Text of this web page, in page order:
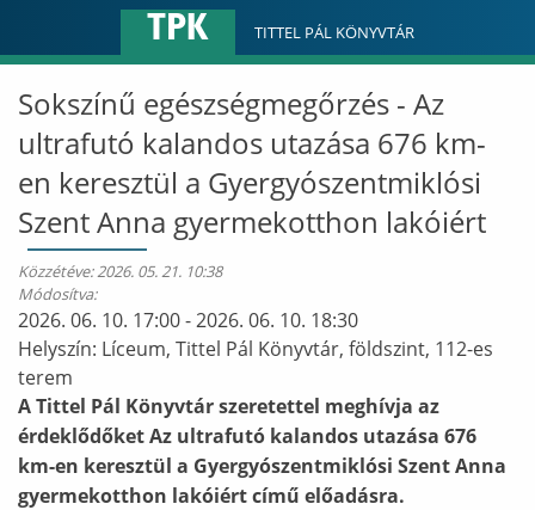
MUNKATÁRSAKNAK
HTOTDK2027
TPK TITTEL PÁL KÖNYVTÁR
Sokszínű egészségmegőrzés - Az
ultrafutó kalandos utazása 676 km-
en keresztül a Gyergyószentmiklósi
Szent Anna gyermekotthon lakóiért
Közzétéve:2026. 05. 21. 10:38
Módosítva:
2026. 06. 10. 17:00-2026. 06. 10. 18:30
Helyszín: Líceum, Tittel Pál Könyvtár, földszint, 112-es
terem
A Tittel Pál Könyvtár szeretettel meghívja az
érdeklődőket Az ultrafutó kalandos utazása 676
km-en keresztül a Gyergyószentmiklósi Szent Anna
gyermekotthon lakóiért című előadásra.